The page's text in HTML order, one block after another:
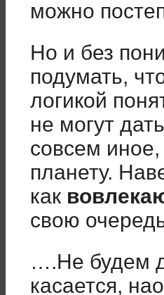
можно
Но и без
подумать,
логикой
не могут
совсем иное,
планету.
как
свою
….Не будем
касается,